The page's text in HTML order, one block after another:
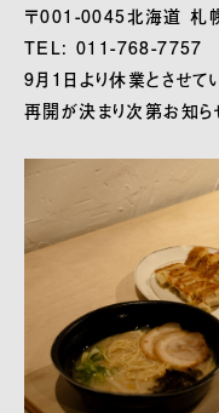
〒001-0045北海道 札
TEL: 011-768-7757
9月1日より休業とさせて
再開が決まり次第お知ら